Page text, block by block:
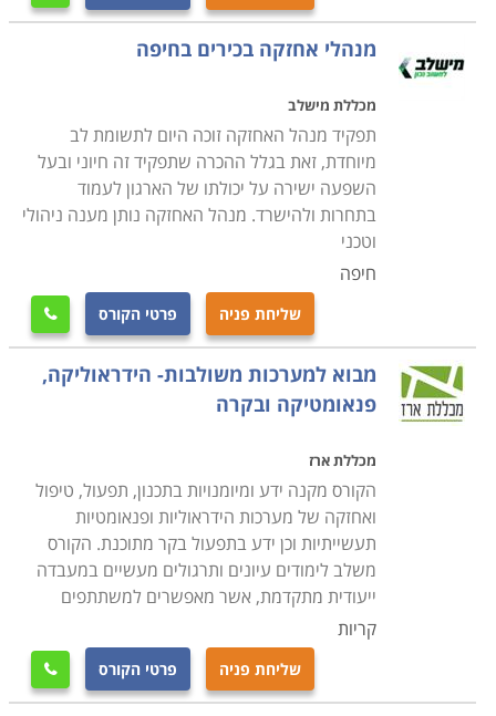
מנהלי אחזקה בכירים בחיפה
מכללת מישלב
תפקיד מנהל האחזקה זוכה היום לתשומת לב
מיוחדת, זאת בגלל ההכרה שתפקיד זה חיוני ובעל
השפעה ישירה על יכולתו של הארגון לעמוד
בתחרות ולהישרד. מנהל האחזקה נותן מענה ניהולי
וטכני
חיפה
שליחת פניה פרטי הקורס 
מבוא למערכות משולבות- הידראוליקה,
פנאומטיקה ובקרה
מכללת ארז
הקורס מקנה ידע ומיומנויות בתכנון, תפעול, טיפול
ואחזקה של מערכות הידראוליות ופנאומטיות
תעשייתיות וכן ידע בתפעול בקר מתוכנת. הקורס
משלב לימודים עיונים ותרגולים מעשיים במעבדה
ייעודית מתקדמת, אשר מאפשרים למשתתפים
קריות
שליחת פניה פרטי הקורס 